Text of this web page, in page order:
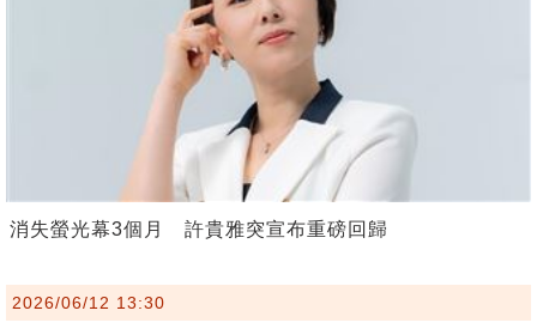
消失螢光幕3個月 許貴雅突宣布重磅回歸
2026/06/12 13:30